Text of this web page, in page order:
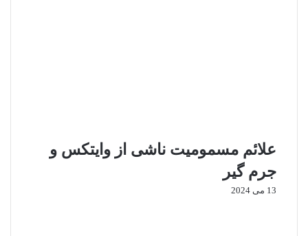
علائم مسمومیت ناشی از وایتکس و
جرم گیر
13 می 2024